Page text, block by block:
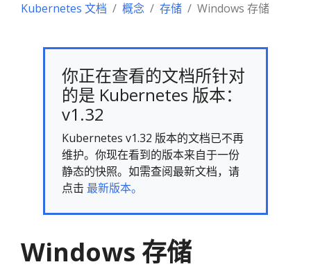
Kubernetes 文档 概念 存储 Windows 存储
你正在查看的文档所针对
的是 Kubernetes 版本：
v1.32
Kubernetes v1.32 版本的文档已不再
维护。你现在看到的版本来自于一份
静态的快照。如需查阅最新文档，请
点击 最新版本。
Windows 存储